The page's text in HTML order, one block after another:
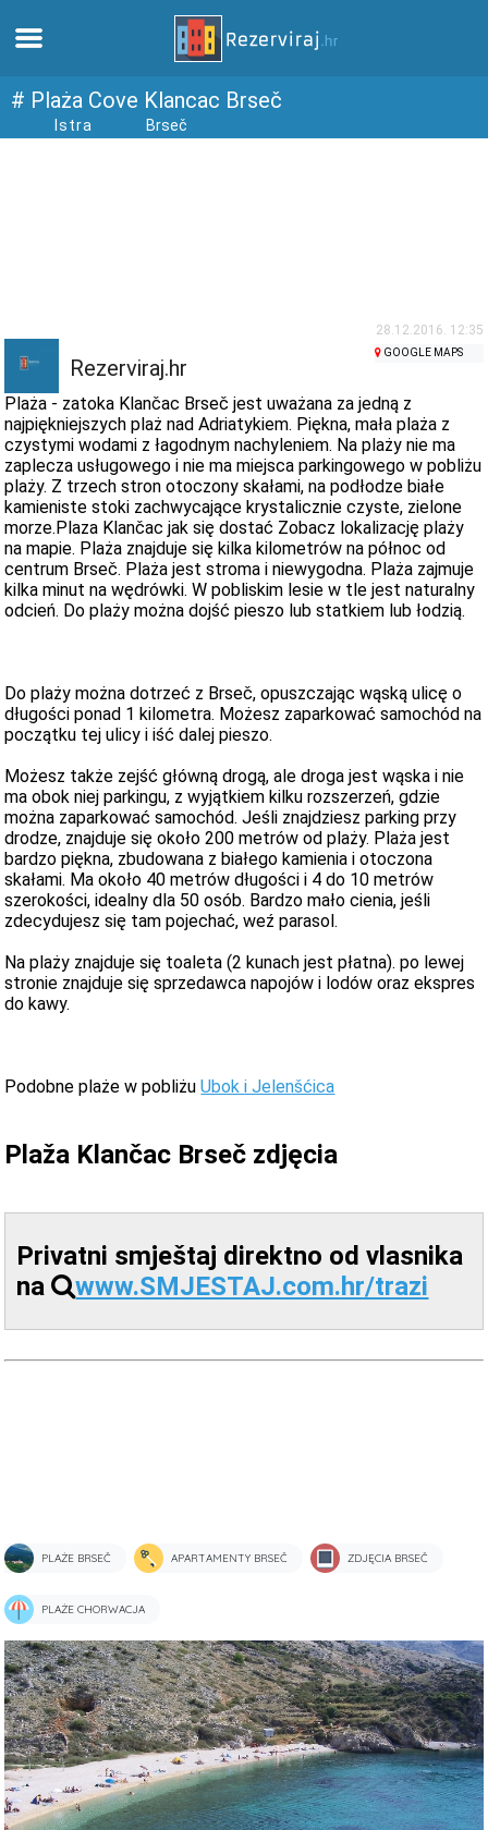
Dom
webcams
Poznaj Chorwację
muzea
# Plaża Cove Klancac Brseč
Istra Brseč
28.12.2016. 12:35
Rezerviraj.hr
GOOGLE MAPS
Plaża - zatoka Klančac Brseč jest uważana za jedną z
najpiękniejszych plaż nad Adriatykiem. Piękna, mała plaża z
czystymi wodami z łagodnym nachyleniem. Na plaży nie ma
zaplecza usługowego i nie ma miejsca parkingowego w pobliżu
plaży. Z trzech stron otoczony skałami, na podłodze białe
kamieniste stoki zachwycające krystalicznie czyste, zielone
morze.Plaza Klančac jak się dostać Zobacz lokalizację plaży
na mapie. Plaża znajduje się kilka kilometrów na północ od
centrum Brseč. Plaża jest stroma i niewygodna. Plaża zajmuje
kilka minut na wędrówki. W pobliskim lesie w tle jest naturalny
odcień. Do plaży można dojść pieszo lub statkiem lub łodzią.
Do plaży można dotrzeć z Brseč, opuszczając wąską ulicę o
długości ponad 1 kilometra. Możesz zaparkować samochód na
początku tej ulicy i iść dalej pieszo.
Możesz także zejść główną drogą, ale droga jest wąska i nie
ma obok niej parkingu, z wyjątkiem kilku rozszerzeń, gdzie
można zaparkować samochód. Jeśli znajdziesz parking przy
drodze, znajduje się około 200 metrów od plaży. Plaża jest
bardzo piękna, zbudowana z białego kamienia i otoczona
skałami. Ma około 40 metrów długości i 4 do 10 metrów
szerokości, idealny dla 50 osób. Bardzo mało cienia, jeśli
zdecydujesz się tam pojechać, weź parasol.
Na plaży znajduje się toaleta (2 kunach jest płatna). po lewej
stronie znajduje się sprzedawca napojów i lodów oraz ekspres
do kawy.
Podobne plaże w pobliżuUbok i Jelenšćica
Plaža Klančac Brseč zdjęcia
Privatni smještaj direktno od vlasnika
na
www.SMJESTAJ.com.hr/trazi
PLAŻE BRSEČ APARTAMENTY BRSEČ ZDJĘCIA BRSEČ
PLAŻE CHORWACJA